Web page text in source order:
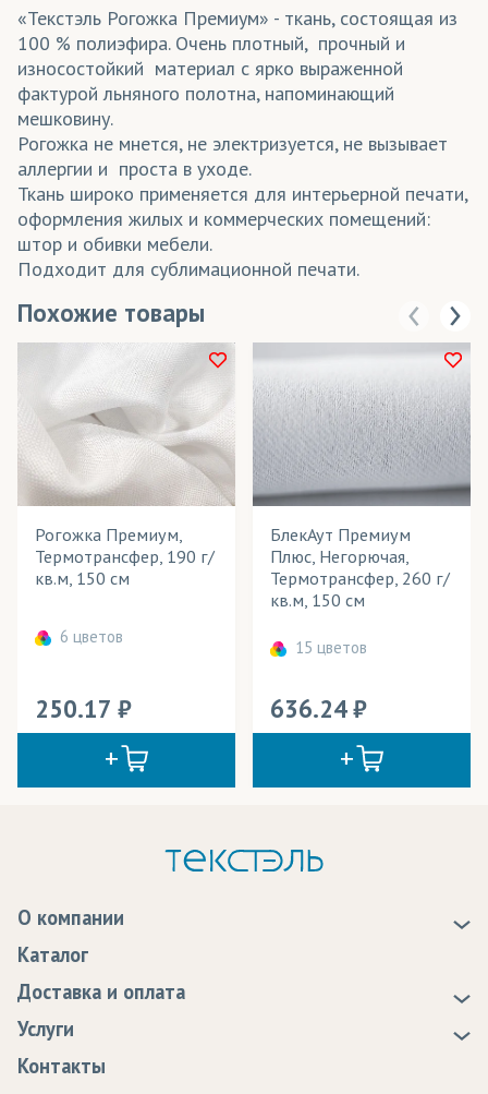
«Текстэль Рогожка Премиум» - ткань, состоящая из
100 % полиэфира. Очень плотный, прочный и
износостойкий материал с ярко выраженной
фактурой льняного полотна, напоминающий
мешковину.
Рогожка не мнется, не электризуется, не вызывает
аллергии и проста в уходе.
Ткань широко применяется для интерьерной печати,
оформления жилых и коммерческих помещений:
штор и обивки мебели.
Подходит для сублимационной печати.
Похожие товары
Рогожка Премиум,
Термотрансфер, 190 г/
кв.м, 150 см
6 цветов
250.17
БлекАут Премиум
Плюс, Негорючая,
Термотрансфер, 260 г/
кв.м, 150 см
15 цветов
636.24
О компании
Статьи
Программа лояльности
Сертификаты качества
Каталог
Доставка и оплата
Доставка
Оплата
Услуги
Образцы
Контакты